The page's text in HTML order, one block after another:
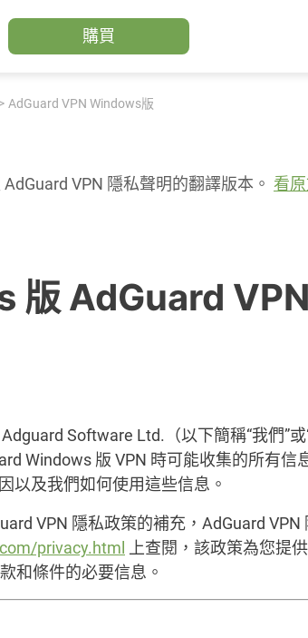
購買
AdGuard VPN Windows版
VPN 隱私聲明的翻譯版本。 看
版 AdGuard
Software Ltd.（以下簡稱“我們”或
Windows 版 VPN 時可能收集的所有信
以及我們如何使用這些信息。
VPN 隱私政策的補充，AdGuard VPN
privacy.html
上查閱，該政策為您提
和條件的必要信息。